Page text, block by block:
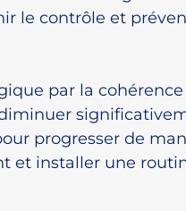
le contrôle et
par la
progresser de
et installer une